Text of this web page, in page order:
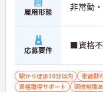
雇用形態 非常勤
応募要件 ■資格
駅から徒歩10分以内 車通勤
資格取得サポート
研修制度